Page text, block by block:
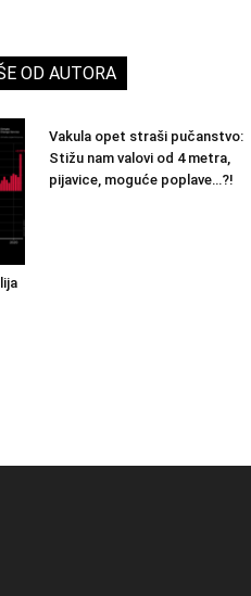
OD AUTORA
Vakula opet straši pučanstvo:
Stižu nam valovi od 4 metra,
pijavice, moguće poplave…?!